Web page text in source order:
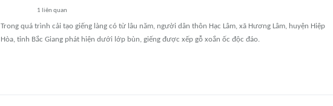
1 liên quan
Trong quá trình cải tạo giếng làng có từ lâu năm, người dân thôn Hạc Lâm, xã Hương Lâm, huyện Hiệp
Hòa, tỉnh Bắc Giang phát hiện dưới lớp bùn, giếng được xếp gỗ xoắn ốc độc đáo.